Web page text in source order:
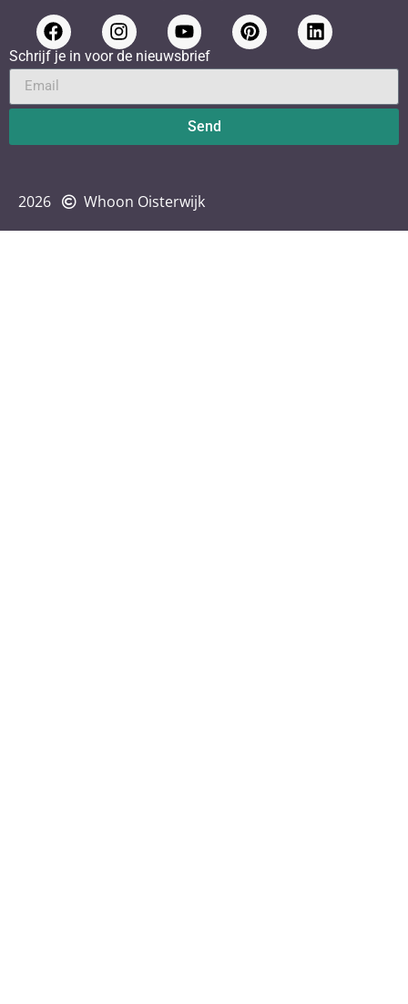
Schrijf je in voor de nieuwsbrief
Send
2026 Whoon Oisterwijk